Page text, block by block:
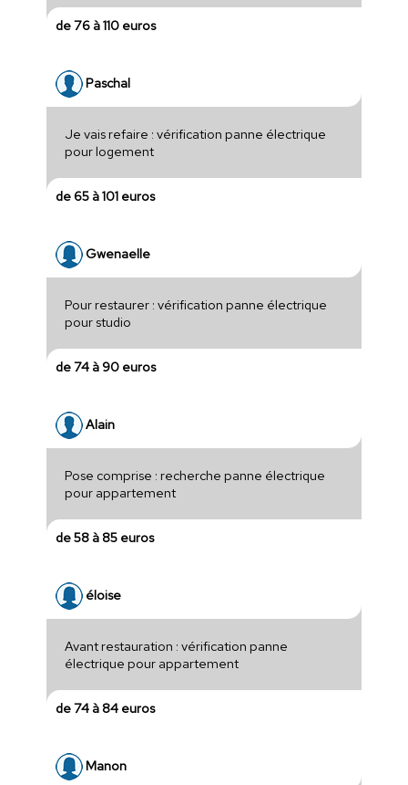
de 76 à 110 euros
Paschal
Je vais refaire : vérification panne électrique
pour logement
de 65 à 101 euros
Gwenaelle
Pour restaurer : vérification panne électrique
pour studio
de 74 à 90 euros
Alain
Pose comprise : recherche panne électrique
pour appartement
de 58 à 85 euros
éloise
Avant restauration : vérification panne
électrique pour appartement
de 74 à 84 euros
Manon